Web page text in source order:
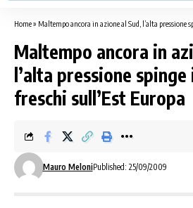
Home» Maltempo ancora in azione al Sud, l’alta pressione
Maltempo ancora in
l’alta pressione
freschi sull’Est Europa
Mauro MeloniPublished: 25/09/2009